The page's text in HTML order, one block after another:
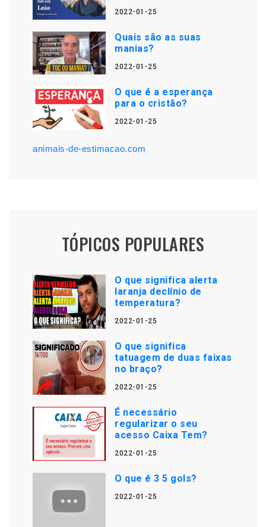
2022-01-25
Quais são as suas
manias?
2022-01-25
O que é a esperança
para o cristão?
2022-01-25
animais-de-estimacao.com
TÓPICOS POPULARES
O que significa alerta
laranja declínio de
temperatura?
2022-01-25
O que significa
tatuagem de duas faixas
no braço?
2022-01-25
É necessário
regularizar o seu
acesso Caixa Tem?
2022-01-25
O que é 3 5 gols?
2022-01-25